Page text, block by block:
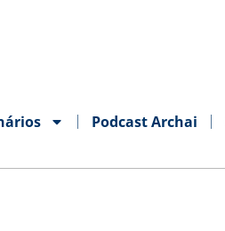
Podcast Archai